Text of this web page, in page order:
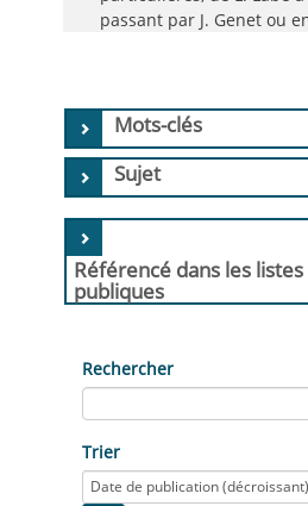
passant par J. Genet ou
Mots-clés
Sujet
Référencé dans les
publiques
Rechercher
Trier